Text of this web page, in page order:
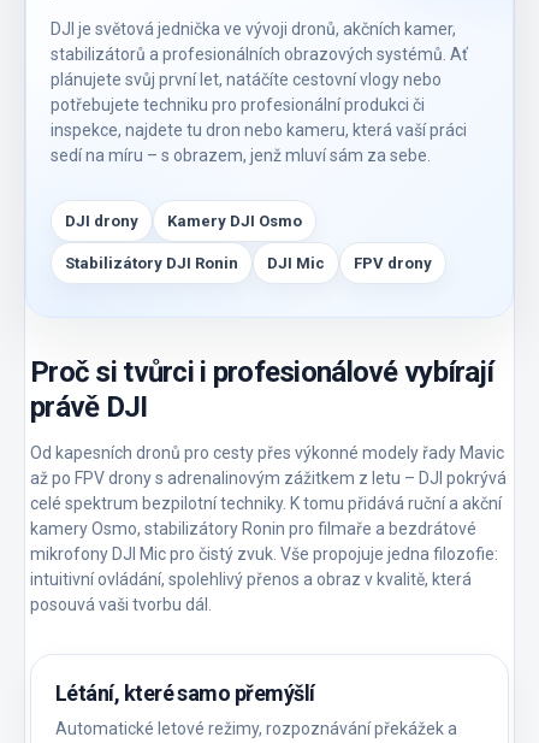
DJI je světová jednička ve vývoji dronů, akčních kamer,
stabilizátorů a profesionálních obrazových systémů. Ať
plánujete svůj první let, natáčíte cestovní vlogy nebo
potřebujete techniku pro profesionální produkci či
inspekce, najdete tu dron nebo kameru, která vaší práci
sedí na míru – s obrazem, jenž mluví sám za sebe.
DJI drony Kamery DJI Osmo
Stabilizátory DJI Ronin DJI Mic FPV drony
Proč si tvůrci i profesionálové vybírají
právě DJI
Od kapesních dronů pro cesty přes výkonné modely řady Mavic
až po FPV drony s adrenalinovým zážitkem z letu – DJI pokrývá
celé spektrum bezpilotní techniky. K tomu přidává ruční a akční
kamery Osmo, stabilizátory Ronin pro filmaře a bezdrátové
mikrofony DJI Mic pro čistý zvuk. Vše propojuje jedna filozofie:
intuitivní ovládání, spolehlivý přenos a obraz v kvalitě, která
posouvá vaši tvorbu dál.
Létání, které samo přemýšlí
Automatické letové režimy, rozpoznávání překážek a